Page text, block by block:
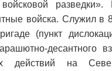
войска. Служил в
(пункт
десантного
действий на